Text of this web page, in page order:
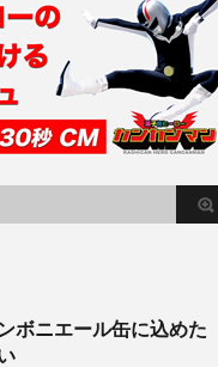
ボニエール缶に込めた